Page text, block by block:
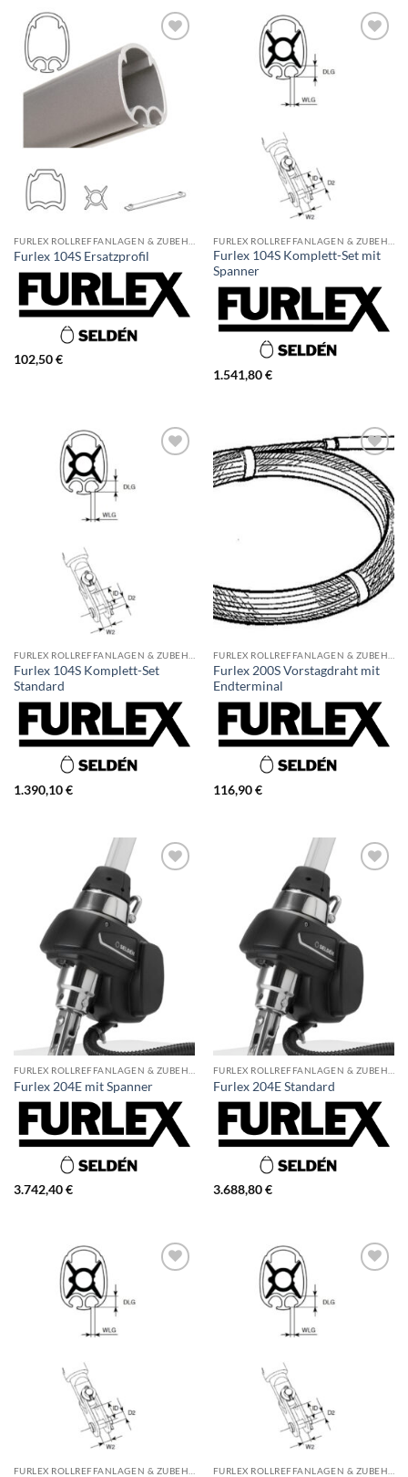
Furlex 104S Ersatzprofil
102,50€
Furlex 104S Komplett-Set mit
Spanner
1.541,80€
FURLEX ROLLREFFANLAGEN & ZUBEHÖR
Furlex 104S Komplett-Set
Standard
1.390,10€
FURLEX ROLLREFFANLAGEN & ZUBEHÖR
Furlex 200S Vorstagdraht mit
Endterminal
116,90€
FURLEX ROLLREFFANLAGEN & ZUBEHÖR
Furlex 204E mit Spanner
3.742,40€
FURLEX ROLLREFFANLAGEN & ZUBEHÖR
Furlex 204E Standard
3.688,80€